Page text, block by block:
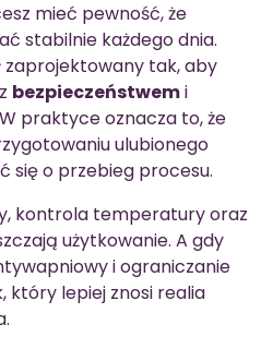
mieć pewność, że
stabilnie każdego dnia.
zaprojektowany tak, aby
bezpieczeństwemi
praktyce oznacza to, że
ulubionego
się o przebieg procesu.
kontrola temperatury oraz
użytkowanie. A gdy
i ograniczanie
który lepiej znosi realia